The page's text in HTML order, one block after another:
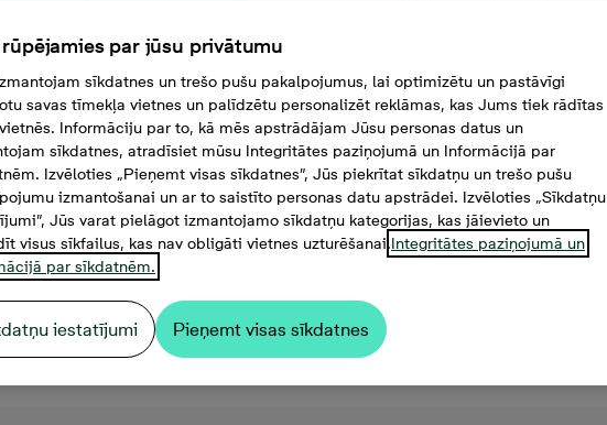
000 €, 2 комнаты, 42,4 м²
rūpējamies par jūsu privātumu
sīkdatnes un trešo pušu pakalpojumus, lai optimizētu un pastāvīgi
savas tīmekļa vietnes un palīdzētu personalizēt reklāmas, kas Jums tiek rādītas
Informāciju par to, kā mēs apstrādājam Jūsu personas datus un
sīkdatnes, atradīsiet mūsu Integritātes paziņojumā un Informācijā par
Izvēloties „Pieņemt visas sīkdatnes”, Jūs piekrītat sīkdatņu un trešo pušu
izmantošanai un ar to saistīto personas datu apstrādei. Izvēloties „Sīkdatņu
Jūs varat pielāgot izmantojamo sīkdatņu kategorijas, kas jāievieto un
visus sīkfailus, kas nav obligāti vietnes uzturēšanai.Integritātes paziņojumā un
par sīkdatnēm.
iestatījumi Pieņemt visas sīkdatnes